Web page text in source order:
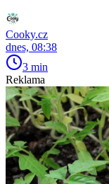
Cooky.cz
dnes, 08:38
3 min
Reklama